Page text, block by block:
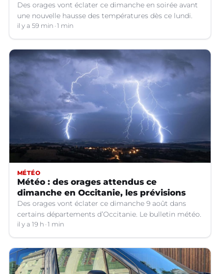
Des orages vont éclater ce dimanche en soirée avant
une nouvelle hausse des températures dès ce lundi.
il y a 59 min 1 min
MÉTÉO
Météo : des orages attendus ce
dimanche en Occitanie, les prévisions
Des orages vont éclater ce dimanche 9 août dans
certains départements d’Occitanie. Le bulletin météo.
il y a 19 h 1 min